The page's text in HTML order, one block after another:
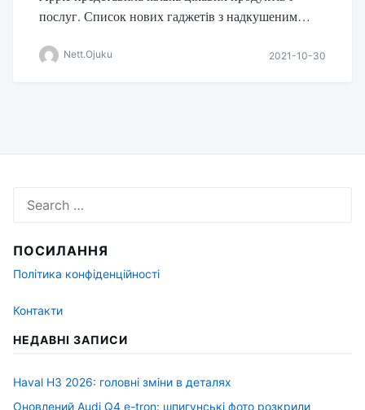
послуг. Список нових гаджетів з надкушеним…
Nett.Ojuku 2021-10-30
for:
ПОСИЛАННЯ
Політика конфіденційності
Контакти
НЕДАВНІ ЗАПИСИ
Haval H3 2026: головні зміни в деталях
Оновлений Audi Q4 e-tron: шпигунські фото розкрили